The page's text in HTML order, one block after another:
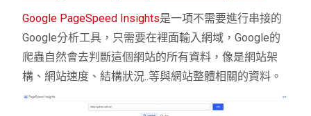
Google PageSpeed Insights是一項不需要進行串接的
Google分析工具，只需要在裡面輸入網域，Google的
爬蟲自然會去判斷這個網站的所有資料，像是網站架
構、網站速度、結構狀況..等與網站整體相關的資料。